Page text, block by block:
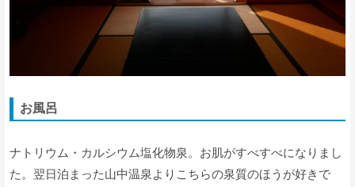
お風呂
ナトリウム・カルシウム塩化物泉。お肌がすべすべになりまし
た。翌日泊まった山中温泉よりこちらの泉質のほうが好きで